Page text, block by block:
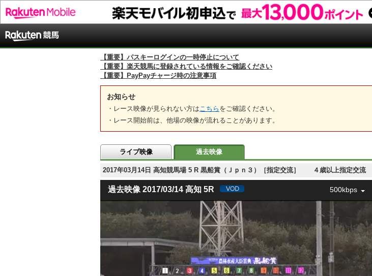
【重要】パスキーログインの一時停止について
【重要】楽天競馬に登録されている情報をご確認ください
【重要】PayPayチャージ時の注意事項
お知らせ
・レース映像が見られない方は こちら をご確認ください。
・レース開始前は、他場の映像が流れることがあります。
ライブ映像 過去映像
2017年03月14日 高知競馬場 5 R 黒船賞（Ｊｐｎ３）［指定交流］ ４歳以上指定交流
過去映像 2017/03/14 高知 5R 500kbps